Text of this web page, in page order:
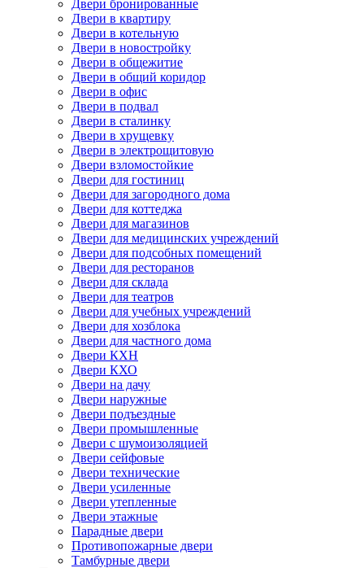
Двери бронированные
Двери в квартиру
Двери в котельную
Двери в новостройку
Двери в общежитие
Двери в общий коридор
Двери в офис
Двери в подвал
Двери в сталинку
Двери в хрущевку
Двери в электрощитовую
Двери взломостойкие
Двери для гостиниц
Двери для загородного дома
Двери для коттеджа
Двери для магазинов
Двери для медицинских учреждений
Двери для подсобных помещений
Двери для ресторанов
Двери для склада
Двери для театров
Двери для учебных учреждений
Двери для хозблока
Двери для частного дома
Двери КХН
Двери КХО
Двери на дачу
Двери наружные
Двери подъездные
Двери промышленные
Двери с шумоизоляцией
Двери сейфовые
Двери технические
Двери усиленные
Двери утепленные
Двери этажные
Парадные двери
Противопожарные двери
Тамбурные двери